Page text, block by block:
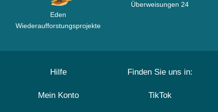
Eden
Wiederaufforstungsprojekte
Überweisungen 24
Hilfe
Mein Konto
Finden Sie uns in:
TikTok